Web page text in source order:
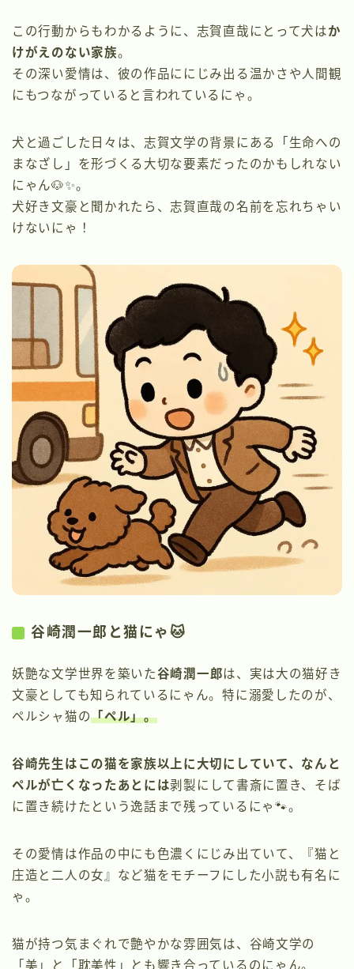
この行動からもわかるように、志賀直哉にとって犬はか
けがえのない家族。
その深い愛情は、彼の作品ににじみ出る温かさや人間観
にもつながっていると言われているにゃ。
犬と過ごした日々は、志賀文学の背景にある「生命への
まなざし」を形づくる大切な要素だったのかもしれない
にゃん🐶✨。
犬好き文豪と聞かれたら、志賀直哉の名前を忘れちゃい
けないにゃ！
谷崎潤一郎と猫にゃ🐱
妖艶な文学世界を築いた谷崎潤一郎は、実は大の猫好き
文豪としても知られているにゃん。特に溺愛したのが、
ペルシャ猫の「ペル」。
谷崎先生はこの猫を家族以上に大切にしていて、なんと
ペルが亡くなったあとには剥製にして書斎に置き、そば
に置き続けたという逸話まで残っているにゃ🐾。
その愛情は作品の中にも色濃くにじみ出ていて、『猫と
庄造と二人の女』など猫をモチーフにした小説も有名に
ゃ。
猫が持つ気まぐれで艶やかな雰囲気は、谷崎文学の
「美」と「耽美性」とも響き合っているのにゃん。